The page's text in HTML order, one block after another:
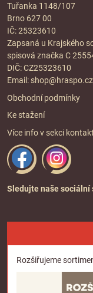
Tuřanka 1148/107
Brno 627 00
IČ: 25323610
Zapsaná u Krajského
spisová značka C
DIČ: CZ25323610
Email: shop@hraspo.cz
Obchodní podmínky
Ke stažení
Více info v sekci kontakt
Sledujte naše sociální
Rozšiřujeme